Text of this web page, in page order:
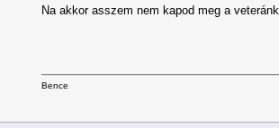
Na akkor asszem nem kapod meg a
Bence